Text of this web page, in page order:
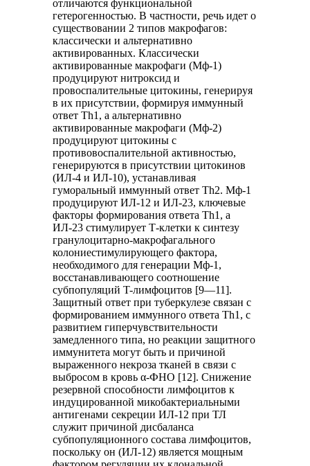
отличаются функциональной
гетерогенностью. В частности, речь идет о
существовании 2 типов макрофагов:
классически и альтернативно
активированных. Классически
активированные макрофаги (Мф-1)
продуцируют нитроксид и
провоспалительные цитокины, генерируя
в их присутствии, формируя иммунный
ответ Th1, а альтернативно
активированные макрофаги (Мф-2)
продуцируют цитокины с
противовоспалительной активностью,
генерируются в присутствии цитокинов
(ИЛ-4 и ИЛ-10), устанавливая
гуморальный иммунный ответ Th2. Мф-1
продуцируют ИЛ-12 и ИЛ-23, ключевые
факторы формирования ответа Th1, а
ИЛ-23 стимулирует Т-клетки к синтезу
гранулоцитарно-макрофагального
колониестимулирующего фактора,
необходимого для генерации Мф-1,
восстанавливающего соотношение
субпопуляций T-лимфоцитов [9—11].
Защитный ответ при туберкулезе связан с
формированием иммунного ответа Тh1, с
развитием гиперчувствительности
замедленного типа, но реакции защитного
иммунитета могут быть и причиной
выраженного некроза тканей в связи с
выбросом в кровь α-ФНО [12]. Снижение
резервной способности лимфоцитов к
индуцированной микобактериальными
антигенами секреции ИЛ-12 при ТЛ
служит причиной дисбаланса
субпопуляционного состава лимфоцитов,
поскольку он (ИЛ-12) является мощным